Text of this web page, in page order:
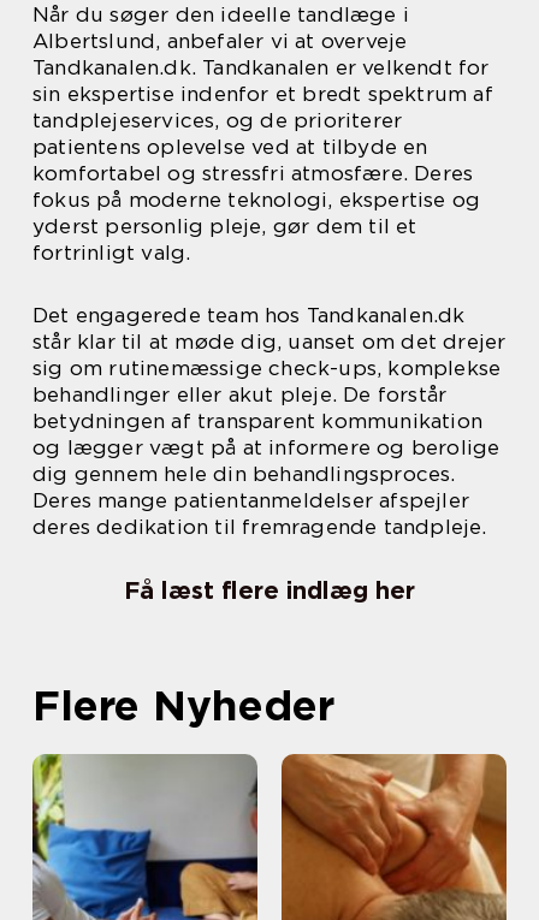
Når du søger den ideelle tandlæge i
Albertslund, anbefaler vi at overveje
Tandkanalen.dk. Tandkanalen er velkendt for
sin ekspertise indenfor et bredt spektrum af
tandplejeservices, og de prioriterer
patientens oplevelse ved at tilbyde en
komfortabel og stressfri atmosfære. Deres
fokus på moderne teknologi, ekspertise og
yderst personlig pleje, gør dem til et
fortrinligt valg.
Det engagerede team hos Tandkanalen.dk
står klar til at møde dig, uanset om det drejer
sig om rutinemæssige check-ups, komplekse
behandlinger eller akut pleje. De forstår
betydningen af transparent kommunikation
og lægger vægt på at informere og berolige
dig gennem hele din behandlingsproces.
Deres mange patientanmeldelser afspejler
deres dedikation til fremragende tandpleje.
Få læst flere indlæg her
Flere Nyheder